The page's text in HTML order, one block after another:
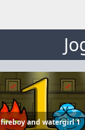
fireboy and watergirl 1